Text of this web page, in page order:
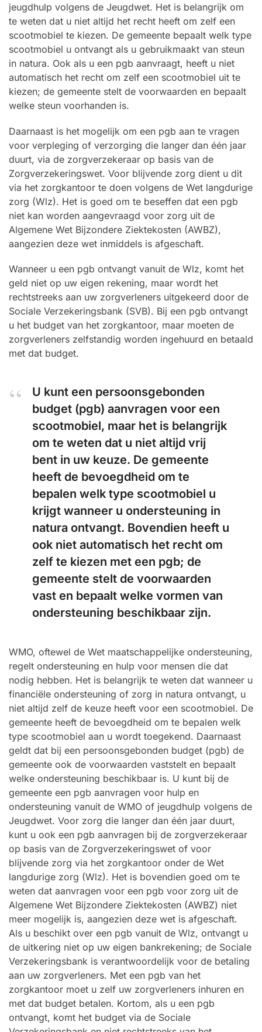
jeugdhulp volgens de Jeugdwet. Het is belangrijk om
te weten dat u niet altijd het recht heeft om zelf een
scootmobiel te kiezen. De gemeente bepaalt welk type
scootmobiel u ontvangt als u gebruikmaakt van steun
in natura. Ook als u een pgb aanvraagt, heeft u niet
automatisch het recht om zelf een scootmobiel uit te
kiezen; de gemeente stelt de voorwaarden en bepaalt
welke steun voorhanden is.
Daarnaast is het mogelijk om een pgb aan te vragen
voor verpleging of verzorging die langer dan één jaar
duurt, via de zorgverzekeraar op basis van de
Zorgverzekeringswet. Voor blijvende zorg dient u dit
via het zorgkantoor te doen volgens de Wet langdurige
zorg (Wlz). Het is goed om te beseffen dat een pgb
niet kan worden aangevraagd voor zorg uit de
Algemene Wet Bijzondere Ziektekosten (AWBZ),
aangezien deze wet inmiddels is afgeschaft.
Wanneer u een pgb ontvangt vanuit de Wlz, komt het
geld niet op uw eigen rekening, maar wordt het
rechtstreeks aan uw zorgverleners uitgekeerd door de
Sociale Verzekeringsbank (SVB). Bij een pgb ontvangt
u het budget van het zorgkantoor, maar moeten de
zorgverleners zelfstandig worden ingehuurd en betaald
met dat budget.
U kunt een persoonsgebonden
budget (pgb) aanvragen voor een
scootmobiel, maar het is belangrijk
om te weten dat u niet altijd vrij
bent in uw keuze. De gemeente
heeft de bevoegdheid om te
bepalen welk type scootmobiel u
krijgt wanneer u ondersteuning in
natura ontvangt. Bovendien heeft u
ook niet automatisch het recht om
zelf te kiezen met een pgb; de
gemeente stelt de voorwaarden
vast en bepaalt welke vormen van
ondersteuning beschikbaar zijn.
WMO, oftewel de Wet maatschappelijke ondersteuning,
regelt ondersteuning en hulp voor mensen die dat
nodig hebben. Het is belangrijk te weten dat wanneer u
financiële ondersteuning of zorg in natura ontvangt, u
niet altijd zelf de keuze heeft voor een scootmobiel. De
gemeente heeft de bevoegdheid om te bepalen welk
type scootmobiel aan u wordt toegekend. Daarnaast
geldt dat bij een persoonsgebonden budget (pgb) de
gemeente ook de voorwaarden vaststelt en bepaalt
welke ondersteuning beschikbaar is. U kunt bij de
gemeente een pgb aanvragen voor hulp en
ondersteuning vanuit de WMO of jeugdhulp volgens de
Jeugdwet. Voor zorg die langer dan één jaar duurt,
kunt u ook een pgb aanvragen bij de zorgverzekeraar
op basis van de Zorgverzekeringswet of voor
blijvende zorg via het zorgkantoor onder de Wet
langdurige zorg (Wlz). Het is bovendien goed om te
weten dat aanvragen voor een pgb voor zorg uit de
Algemene Wet Bijzondere Ziektekosten (AWBZ) niet
meer mogelijk is, aangezien deze wet is afgeschaft.
Als u beschikt over een pgb vanuit de Wlz, ontvangt u
de uitkering niet op uw eigen bankrekening; de Sociale
Verzekeringsbank is verantwoordelijk voor de betaling
aan uw zorgverleners. Met een pgb van het
zorgkantoor moet u zelf uw zorgverleners inhuren en
met dat budget betalen. Kortom, als u een pgb
ontvangt, komt het budget via de Sociale